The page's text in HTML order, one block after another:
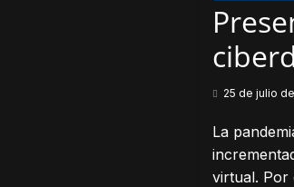
25 de julio
La
virtual. Por